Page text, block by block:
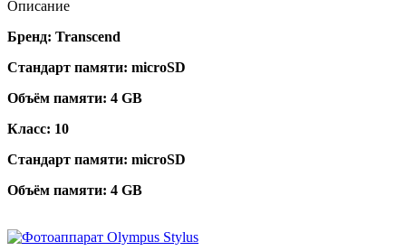
Описание
Бренд: Transcend
Стандарт памяти: microSD
Объём памяти: 4 GB
Класс: 10
Стандарт памяти: microSD
Объём памяти: 4 GB